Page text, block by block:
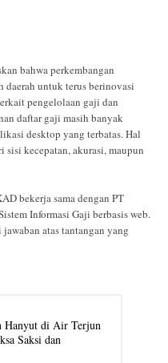
bahwa perkembangan
untuk terus berinovasi
pengelolaan gaji dan
daftar gaji masih banyak
desktop yang terbatas. Hal
kecepatan, akurasi, maupun
bekerja sama dengan PT
Informasi Gaji berbasis web.
atas tantangan yang
Hanyut di Air Terjun
Saksi dan